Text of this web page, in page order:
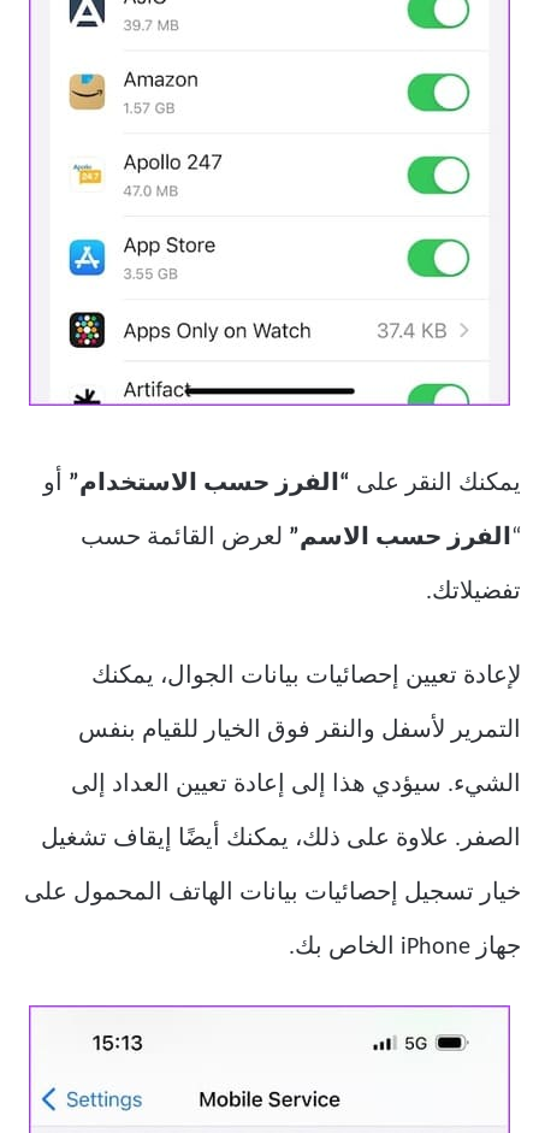
يمكنك النقر على “الفرز حسب الاستخدام” أو
“الفرز حسب الاسم” لعرض القائمة حسب
تفضيلاتك.
لإعادة تعيين إحصائيات بيانات الجوال، يمكنك
التمرير لأسفل والنقر فوق الخيار للقيام بنفس
الشيء. سيؤدي هذا إلى إعادة تعيين العداد إلى
الصفر. علاوة على ذلك، يمكنك أيضًا إيقاف تشغيل
خيار تسجيل إحصائيات بيانات الهاتف المحمول على
جهاز iPhone الخاص بك.